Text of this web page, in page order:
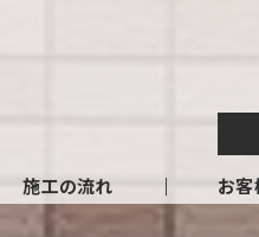
施工の流れ お客